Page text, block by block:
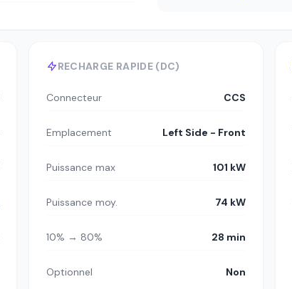
RECHARGE RAPIDE (DC)
Connecteur CCS
Emplacement Left Side - Front
Puissance max 101 kW
Puissance moy. 74 kW
10% → 80% 28 min
Optionnel Non